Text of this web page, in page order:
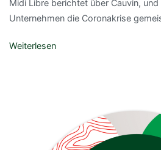
Midi Libre berichtet über Cauvin,
Unternehmen die Coronakrise
Weiterlesen